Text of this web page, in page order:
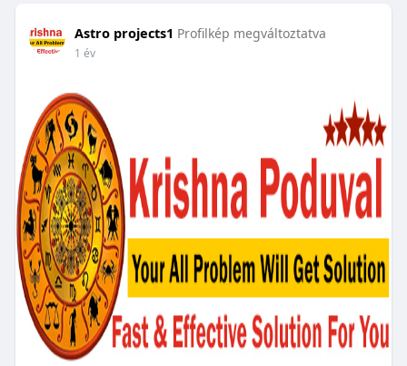
Astro projects1 Profilkép megváltoztatva
1 év